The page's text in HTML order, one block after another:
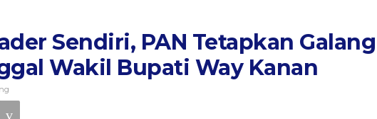
Tetapkan
Calon
Sendiri, PAN Tetapkan Galang
Wakil Bupati Way Kanan